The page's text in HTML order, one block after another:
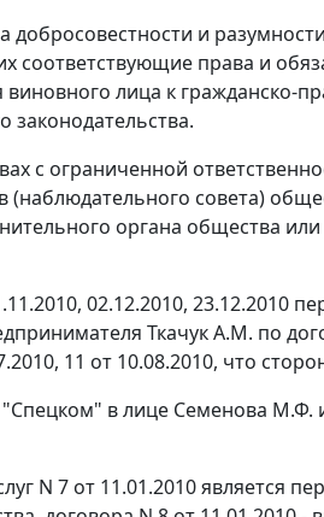
и
соответствующие права и
лица к гражданско-
с ограниченной
совета)
органа общества
02.12.2010, 23.12.2010
Ткачук А.М. по
11 от 10.08.2010, что
в лице Семенова М.Ф.
N 7 от 11.01.2010 является